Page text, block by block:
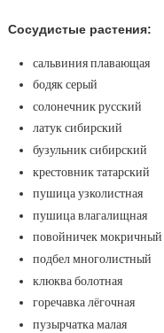
Сосудистые растения:
сальвиния плавающая
бодяк серый
солонечник русский
латук сибирский
бузульник сибирский
крестовник татарский
пушица узколистная
пушица влагалищная
повойничек мокричный
подбел многолистный
клюква болотная
горечавка лёгочная
пузырчатка малая